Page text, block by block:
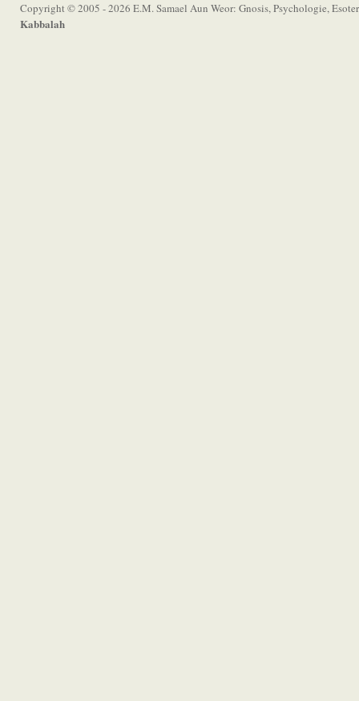
Copyright © 2005 - 2026 E.M. Samael Aun Weor: Gnosis, Psychologie,
Kabbalah